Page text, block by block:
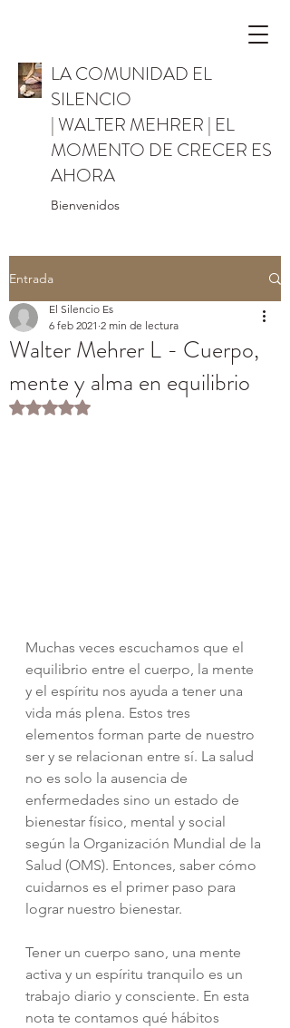
LA COMUNIDAD EL
SILENCIO
| WALTER MEHRER | EL
MOMENTO DE CRECER ES
AHORA
Bienvenidos
Entrada
Walter Mehrer L - Cuerpo,
mente y alma en equilibrio
El Silencio Es
6 feb 2021 2 min de lectura
Obtuvo NaN de 5 estrellas.
Muchas veces escuchamos que el
equilibrio entre el cuerpo, la mente
y el espíritu nos ayuda a tener una
vida más plena. Estos tres
elementos forman parte de nuestro
ser y se relacionan entre sí. La salud
no es solo la ausencia de
enfermedades sino un estado de
bienestar físico, mental y social
según la Organización Mundial de la
Salud (OMS). Entonces, saber cómo
cuidarnos es el primer paso para
lograr nuestro bienestar.
Tener un cuerpo sano, una mente
activa y un espíritu tranquilo es un
trabajo diario y consciente. En esta
nota te contamos qué hábitos